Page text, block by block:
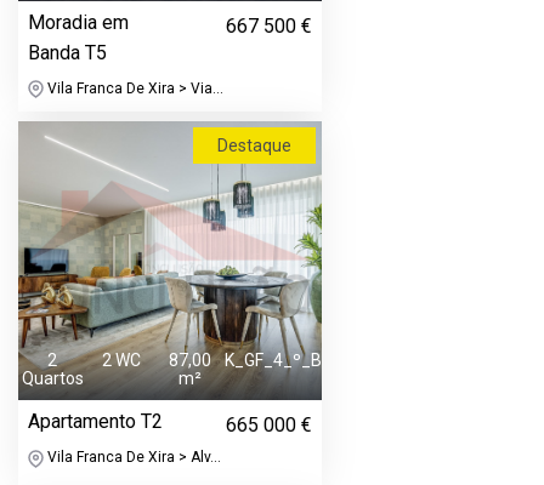
Moradia em
Banda T5
667 500 €
Vila Franca De Xira > Via...
Destaque
2
Quartos
2 WC
87,00
m²
K_GF_4_º_B
Apartamento T2 665 000 €
Vila Franca De Xira > Alv...